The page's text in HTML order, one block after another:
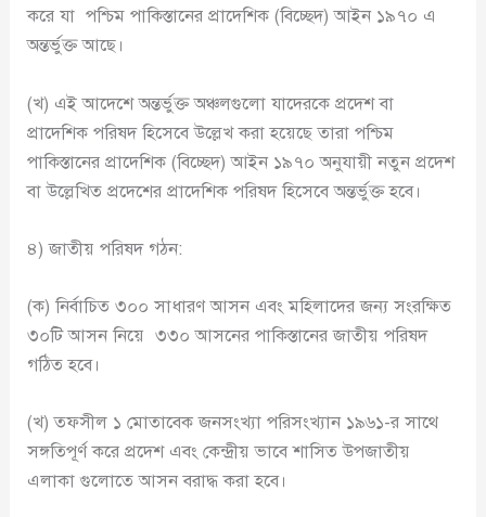
করে যা পশ্চিম পাকিস্তানের প্রাদেশিক (বিচ্ছেদ) আইন ১৯৭০ এ
অন্তর্ভুক্ত আছে।
(খ) এই আদেশে অন্তর্ভুক্ত অঞ্চলগুলো যাদেরকে প্রদেশ বা
প্রাদেশিক পরিষদ হিসেবে উল্লেখ করা হয়েছে তারা পশ্চিম
পাকিস্তানের প্রাদেশিক (বিচ্ছেদ) আইন ১৯৭০ অনুযায়ী নতুন প্রদেশ
বা উল্লেখিত প্রদেশের প্রাদেশিক পরিষদ হিসেবে অন্তর্ভুক্ত হবে।
৪) জাতীয় পরিষদ গঠন:
(ক) নির্বাচিত ৩০০ সাধারণ আসন এবং মহিলাদের জন্য সংরক্ষিত
৩০টি আসন নিয়ে ৩৩০ আসনের পাকিস্তানের জাতীয় পরিষদ
গঠিত হবে।
(খ) তফসীল ১ মোতাবেক জনসংখ্যা পরিসংখ্যান ১৯৬১-র সাথে
সঙ্গতিপূর্ণ করে প্রদেশ এবং কেন্দ্রীয় ভাবে শাসিত উপজাতীয়
এলাকা গুলোতে আসন বরাদ্ধ করা হবে।